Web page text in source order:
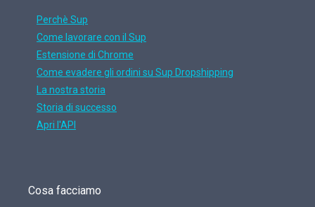
Perchè Sup
Come lavorare con il Sup
Estensione di Chrome
Come evadere gli ordini su Sup Dropshipping
La nostra storia
Storia di successo
Apri l'API
Cosa facciamo